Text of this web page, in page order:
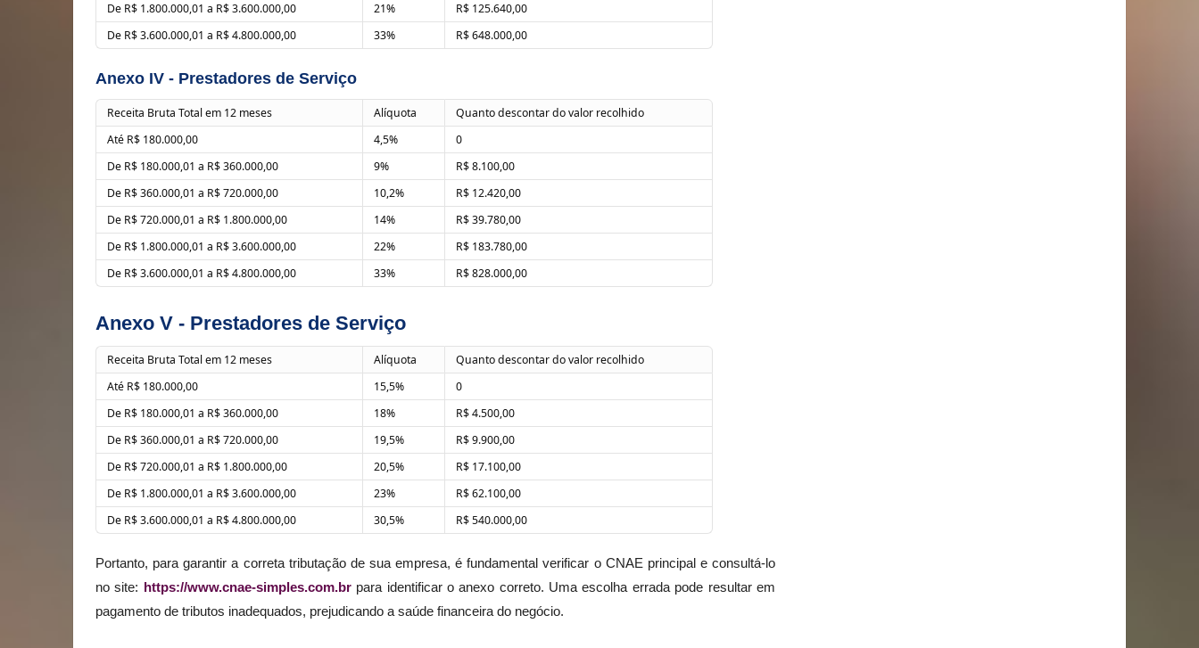
De R$ 1.800.000,01 a R$ 3.600.000,00
21%
R$ 125.640,00
De R$ 3.600.000,01 a R$ 4.800.000,00
33% R$ 648.000,00
Anexo IV - Prestadores de Serviço
Receita Bruta Total em 12 meses Alíquota
Quanto descontar do valor recolhido
Até R$ 180.000,00
4,5%
0
De R$ 180.000,01 a R$ 360.000,00
9%
R$ 8.100,00
De R$ 360.000,01 a R$ 720.000,00
10,2%
R$ 12.420,00
De R$ 720.000,01 a R$ 1.800.000,00
14%
R$ 39.780,00
De R$ 1.800.000,01 a R$ 3.600.000,00
22%
R$ 183.780,00
De R$ 3.600.000,01 a R$ 4.800.000,00
33% R$ 828.000,00
Anexo V - Prestadores de Serviço
Receita Bruta Total em 12 meses Alíquota
Quanto descontar do valor recolhido
Até R$ 180.000,00
15,5%
0
De R$ 180.000,01 a R$ 360.000,00
18%
R$ 4.500,00
De R$ 360.000,01 a R$ 720.000,00
19,5%
R$ 9.900,00
De R$ 720.000,01 a R$ 1.800.000,00
20,5%
R$ 17.100,00
De R$ 1.800.000,01 a R$ 3.600.000,00
23%
R$ 62.100,00
De R$ 3.600.000,01 a R$ 4.800.000,00
30,5% R$ 540.000,00
Portanto, para garantir a correta tributação de sua empresa, é fundamental verificar o CNAE principal e consultá-lo
no site: https://www.cnae-simples.com.br para identificar o anexo correto. Uma escolha errada pode resultar em
pagamento de tributos inadequados, prejudicando a saúde financeira do negócio.